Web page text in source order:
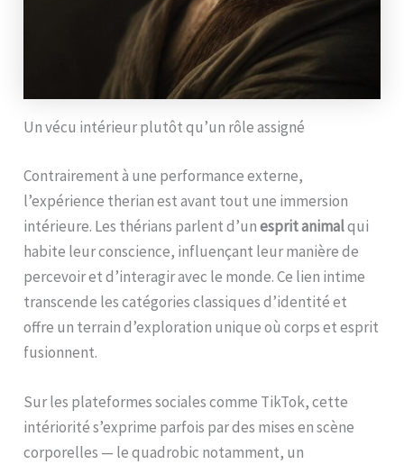
Un vécu intérieur plutôt qu’un rôle assigné
Contrairement à une performance externe,
l’expérience therian est avant tout une immersion
intérieure. Les thérians parlent d’unesprit animalqui
habite leur conscience, influençant leur manière de
percevoir et d’interagir avec le monde. Ce lien intime
transcende les catégories classiques d’identité et
offre un terrain d’exploration unique où corps et esprit
fusionnent.
Sur les plateformes sociales comme TikTok, cette
intériorité s’exprime parfois par des mises en scène
corporelles — le quadrobic notamment, un